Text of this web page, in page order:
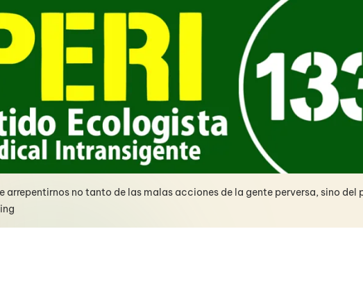
arrepentirnos no tanto de las malas acciones de la gente perversa, sino